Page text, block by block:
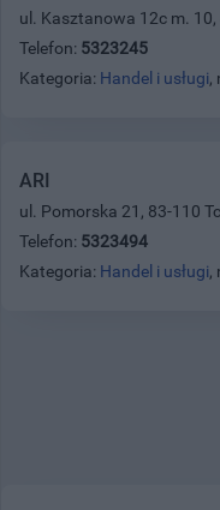
ul. Kasztanowa 12c m. 10,
Telefon: 5323245
Kategoria: Handel i usługi,
ARI
ul. Pomorska 21, 83-110
Telefon: 5323494
Kategoria: Handel i usługi,